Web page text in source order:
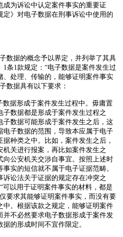
为诉讼中认定案件事实的重要证
》对电子数据在刑事诉讼中使用的
数据的概念予以界定，并列举了其具
1 条1 款规定：“电子数据是案件发生过
、处理、传输的，能够证明案件事实
数据具有以下要求：
数据形成于案件发生过程中。毋庸置
数据都是形成于案件发生过程之
子数据可能形成于案件发生之后，这
电子数据的范围，导致本应属于电子
种类之中。比如，案件发生之后，
关进行报案，再比如案件发生之
向公安机关交涉自事宜。按照上述时
实的短信就不属于电子证据范畴。
讼法关于证据的规定存在冲突之
可以用于证明案件事实的材料，都是
要求其能够证明案件事实，而没有要
中。根据该款之规定，能够证明案件
并不必然要求电子数据形成于案件发
的形成时间不宜作限定。